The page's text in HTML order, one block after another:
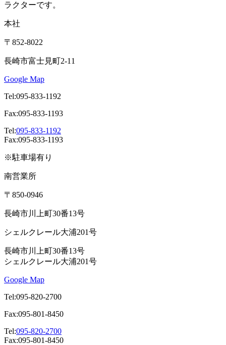
ラクターです。
本社
〒852-8022
長崎市富士見町2-11
Google Map
Tel:095-833-1192
Fax:095-833-1193
Tel:095-833-1192
Fax:095-833-1193
※駐車場有り
南営業所
〒850-0946
長崎市川上町30番13号
シェルクレール大浦201号
長崎市川上町30番13号
シェルクレール大浦201号
Google Map
Tel:095-820-2700
Fax:095-801-8450
Tel:095-820-2700
Fax:095-801-8450